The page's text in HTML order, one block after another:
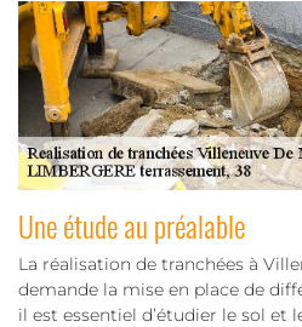
Une étude au préalable
La réalisation de tranchées à
demande la mise en place de
il est essentiel d’étudier le sol et